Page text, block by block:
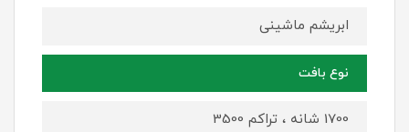
ابریشم ماشینی
نوع بافت
1700 شانه ، تراکم 3500